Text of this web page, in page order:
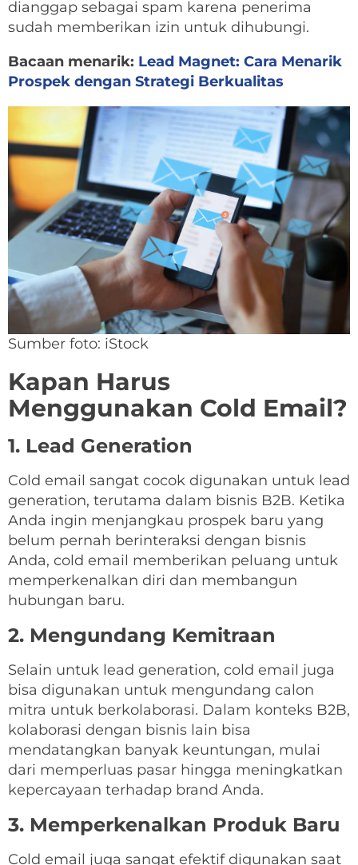
dianggap sebagai spam karena penerima
sudah memberikan izin untuk dihubungi.
Bacaan menarik: Lead Magnet: Cara Menarik
Prospek dengan Strategi Berkualitas
Sumber foto: iStock
Kapan Harus
Menggunakan Cold Email?
1. Lead Generation
Cold email sangat cocok digunakan untuk lead
generation, terutama dalam bisnis B2B. Ketika
Anda ingin menjangkau prospek baru yang
belum pernah berinteraksi dengan bisnis
Anda, cold email memberikan peluang untuk
memperkenalkan diri dan membangun
hubungan baru.
2. Mengundang Kemitraan
Selain untuk lead generation, cold email juga
bisa digunakan untuk mengundang calon
mitra untuk berkolaborasi. Dalam konteks B2B,
kolaborasi dengan bisnis lain bisa
mendatangkan banyak keuntungan, mulai
dari memperluas pasar hingga meningkatkan
kepercayaan terhadap brand Anda.
3. Memperkenalkan Produk Baru
Cold email juga sangat efektif digunakan saat